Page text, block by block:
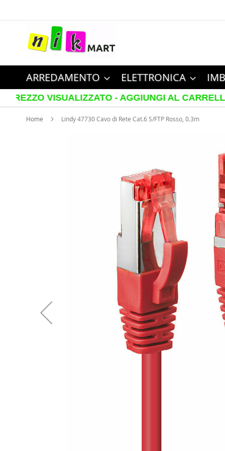
contenuto
ARREDAMENTO ELETTRONICA
- AGGIUNGI AL CARRELLO PER
Home Lindy 47730 Cavo di Rete Cat.6 S/FTP Rosso, 0.3m